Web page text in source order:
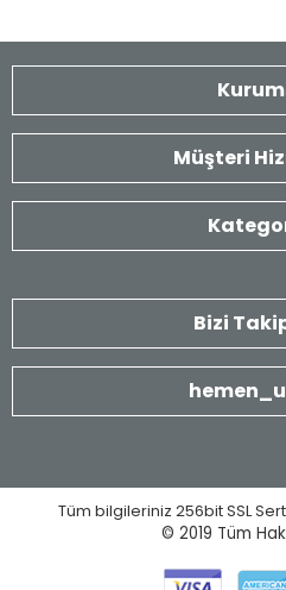
Müşteri
Bizi
Tüm bilgileriniz 256bit SSL
© 2019 Tüm